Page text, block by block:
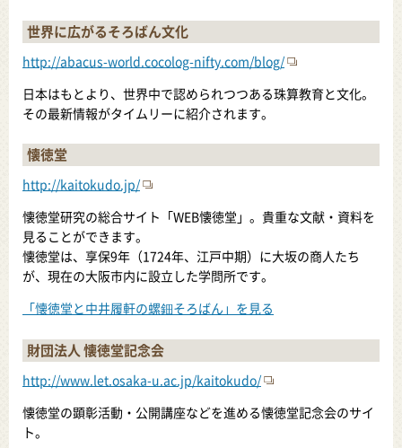
世界に広がるそろばん文化
http://abacus-world.cocolog-nifty.com/blog/
日本はもとより、世界中で認められつつある珠算教育と文化。
その最新情報がタイムリーに紹介されます。
懐徳堂
http://kaitokudo.jp/
懐徳堂研究の総合サイト「WEB懐徳堂」。貴重な文献・資料を
見ることができます。
懐徳堂は、享保9年（1724年、江戸中期）に大坂の商人たち
が、現在の大阪市内に設立した学問所です。
「懐徳堂と中井履軒の螺鈿そろばん」を見る
財団法人 懐徳堂記念会
http://www.let.osaka-u.ac.jp/kaitokudo/
懐徳堂の顕彰活動・公開講座などを進める懐徳堂記念会のサイ
ト。